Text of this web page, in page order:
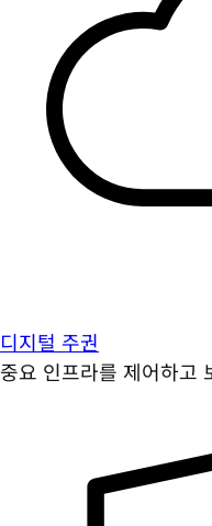
디지털 주권
중요 인프라를 제어하고